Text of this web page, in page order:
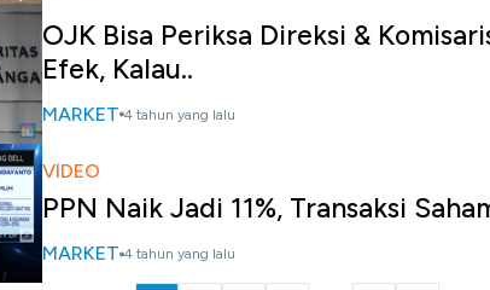
OJK Bisa Periksa Direksi &
Efek, Kalau..
MARKET 4 tahun yang lalu
VIDEO
PPN Naik Jadi 11%, Transaksi
MARKET 4 tahun yang lalu